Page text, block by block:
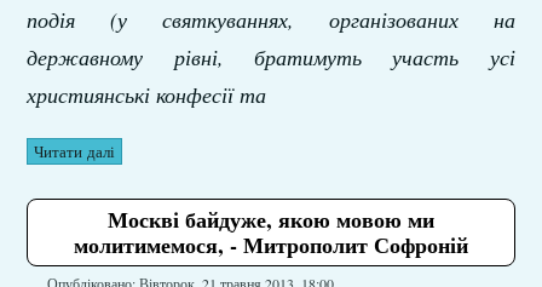
подія (у святкуваннях, організованих на
державному рівні, братимуть участь усі
християнські конфесії та
Читати далі
Москві байдуже, якою мовою ми
молитимемося, - Митрополит Софроній